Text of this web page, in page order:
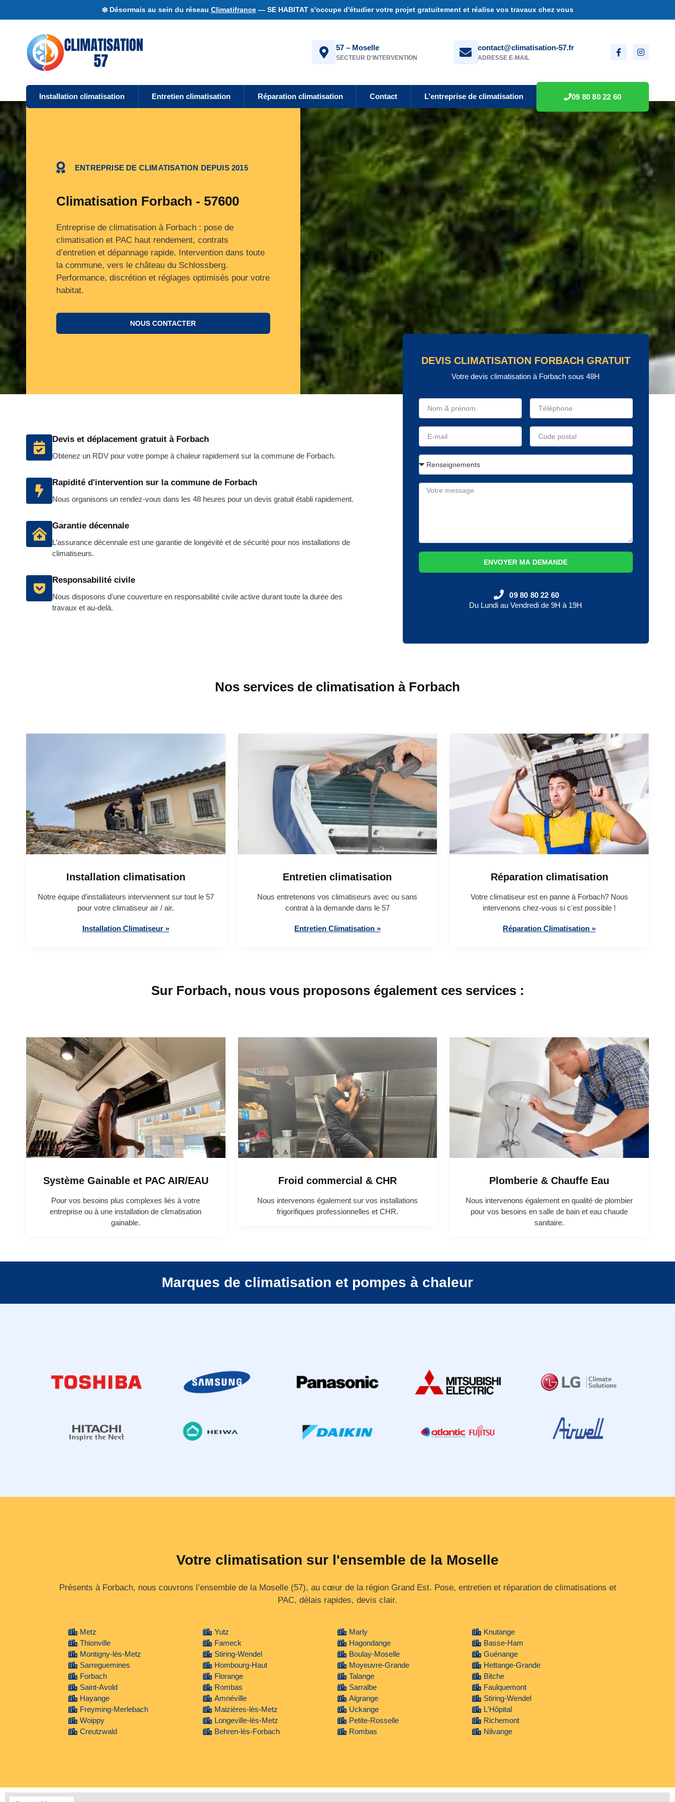
❄️ Désormais au sein du réseau Climatifrance— SE HABITAT s'occupe d'étudier votre projet gratuitement et réalise vos travaux chez vous
57 – Moselle
SECTEUR D'INTERVENTION
contact@climatisation-57.fr
ADRESSE E-MAIL
Installation climatisation Entretien climatisation Réparation climatisation Contact L’entreprise de climatisation 09 80 80 22 60
ENTREPRISE DE CLIMATISATION DEPUIS 2015
Climatisation Forbach - 57600
Entreprise de climatisation à Forbach : pose de
climatisation et PAC haut rendement, contrats
d’entretien et dépannage rapide. Intervention dans toute
la commune, vers le château du Schlossberg.
Performance, discrétion et réglages optimisés pour votre
habitat.
NOUS CONTACTER
Devis et déplacement gratuit à Forbach
Obtenez un RDV pour votre pompe à chaleur rapidement sur la commune de Forbach.
Rapidité d'intervention sur la commune de Forbach
Nous organisons un rendez-vous dans les 48 heures pour un devis gratuit établi rapidement.
Garantie décennale
L’assurance décennale est une garantie de longévité et de sécurité pour nos installations de
climatiseurs.
Responsabilité civile
Nous disposons d'une couverture en responsabilité civile active durant toute la durée des
travaux et au-delà.
DEVIS CLIMATISATION FORBACH GRATUIT
Votre devis climatisation à Forbach sous 48H
ENVOYER MA DEMANDE
09 80 80 22 60
Du Lundi au Vendredi de 9H à 19H
Nos services de climatisation à Forbach
Installation climatisation
Notre équipe d'installateurs interviennent sur tout le 57
pour votre climatiseur air / air.
Installation Climatiseur »
Entretien climatisation
Nous entretenons vos climatiseurs avec ou sans
contrat à la demande dans le 57
Entretien Climatisation »
Réparation climatisation
Votre climatiseur est en panne à Forbach? Nous
intervenons chez-vous si c'est possible !
Réparation Climatisation »
Sur Forbach, nous vous proposons également ces services :
Système Gainable et PAC AIR/EAU
Pour vos besoins plus complexes liés à votre
entreprise ou à une installation de climatisation
gainable.
Froid commercial & CHR
Nous intervenons également sur vos installations
frigorifiques professionnelles et CHR.
Plomberie & Chauffe Eau
Nous intervenons également en qualité de plombier
pour vos besoins en salle de bain et eau chaude
sanitaire.
Marques de climatisation et pompes à chaleur
Votre climatisation sur l'ensemble de la Moselle
Présents à Forbach, nous couvrons l’ensemble de la Moselle (57), au cœur de la région Grand Est. Pose, entretien et réparation de climatisations et
PAC, délais rapides, devis clair.
Metz
Thionville
Montigny-lès-Metz
Sarreguemines
Forbach
Saint-Avold
Hayange
Freyming-Merlebach
Woippy
Creutzwald
Yutz
Fameck
Stiring-Wendel
Hombourg-Haut
Florange
Rombas
Amnéville
Maizières-lès-Metz
Longeville-lès-Metz
Behren-lès-Forbach
Marly
Hagondange
Boulay-Moselle
Moyeuvre-Grande
Talange
Sarralbe
Algrange
Uckange
Petite-Rosselle
Rombas
Knutange
Basse-Ham
Guénange
Hettange-Grande
Bitche
Faulquemont
Stiring-Wendel
L'Hôpital
Richemont
Nilvange